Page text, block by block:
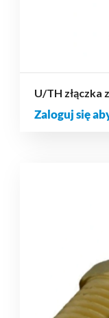
U/TH złączka
Zaloguj się